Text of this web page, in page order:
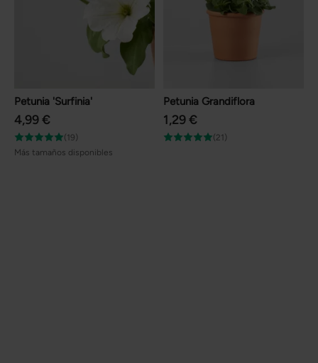
Petunia 'Surfinia'
4,99 €
(19)
Más tamaños disponibles
Petunia Grandiflora
1,29 €
(21)